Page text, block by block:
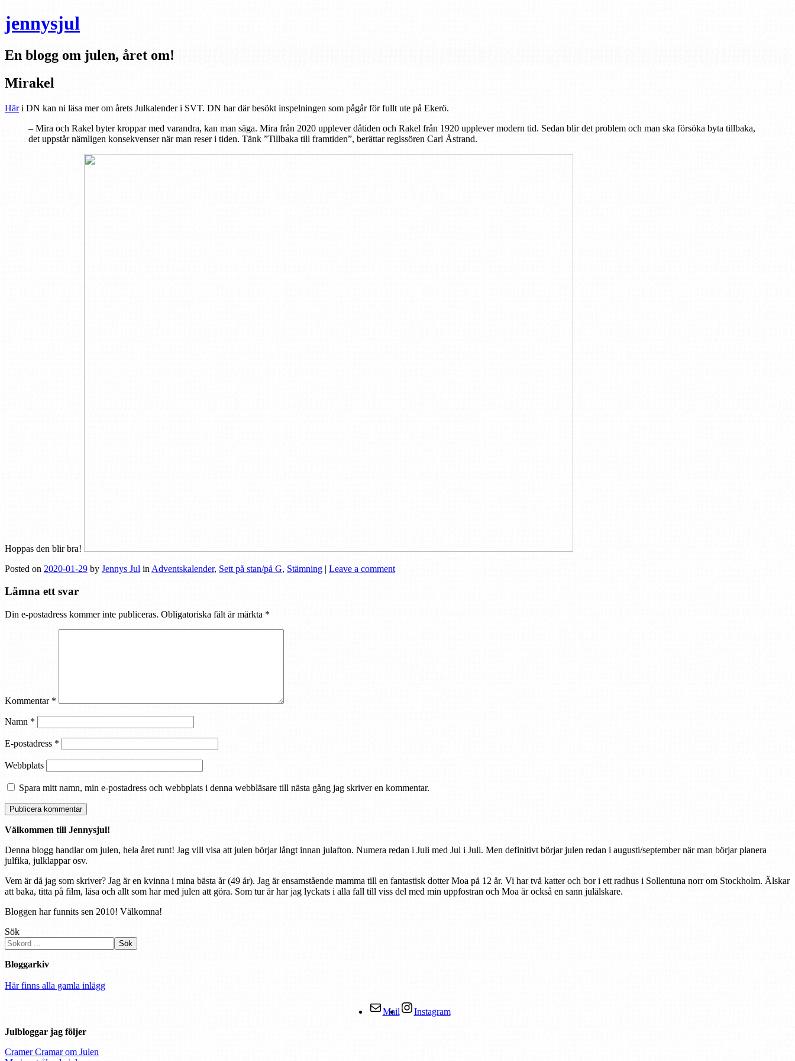
jennysjul
En blogg om julen, året om!
Mirakel
Häri DN kan ni läsa mer om årets Julkalender i SVT. DN har där besökt inspelningen som pågår för fullt ute på Ekerö.
– Mira och Rakel byter kroppar med varandra, kan man säga. Mira från 2020 upplever dåtiden och Rakel från 1920 upplever modern tid. Sedan blir det problem och man ska försöka byta tillbaka,
det uppstår nämligen konsekvenser när man reser i tiden. Tänk ”Tillbaka till framtiden”, berättar regissören Carl Åstrand.
Hoppas den blirbra!
Posted on 2020-01-29 by Jennys Jul in Adventskalender, Sett på stan/på G, Stämning | Leave a comment
Lämna ett svar
Din e-postadress kommer inte publiceras. Obligatoriska fält är märkta *
Kommentar *
Namn *
E-postadress *
Webbplats
Spara mitt namn, min e-postadress och webbplats i denna webbläsare till nästa gång jag skriver en kommentar.
Välkommen till Jennysjul!
Denna blogg handlar om julen, hela året runt! Jag vill visa att julen börjar långt innan julafton. Numera redan i Juli med Jul i Juli. Men definitivt börjar julen redan i augusti/september när man börjar planera
julfika, julklappar osv.
Vem är då jag som skriver? Jag är en kvinna i mina bästa år (49 år). Jag är ensamstående mamma till en fantastisk dotter Moa på 12 år. Vi har två katter och bor i ett radhus i Sollentuna norr om Stockholm. Älskar
att baka, titta på film, läsa och allt som har med julen att göra. Som tur är har jag lyckats i alla fall till viss del med min uppfostran och Moa är också en sann julälskare.
Bloggen har funnits sen 2010! Välkomna!
Sök
Sök
Bloggarkiv
Här finns alla gamla inlägg
Mail
Instagram
Julbloggar jag följer
Cramer Cramar om Julen